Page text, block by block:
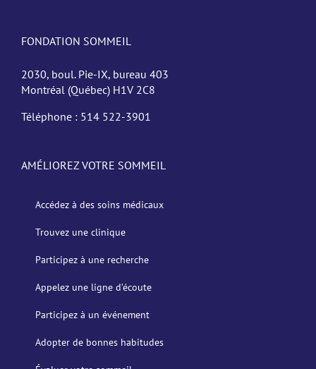
FONDATION SOMMEIL
2030, boul. Pie-IX, bureau 403
Montréal (Québec) H1V 2C8
Téléphone : 514 522-3901
AMÉLIOREZ VOTRE SOMMEIL
Accédez à des soins médicaux
Trouvez une clinique
Participez à une recherche
Appelez une ligne d’écoute
Participez à un événement
Adopter de bonnes habitudes